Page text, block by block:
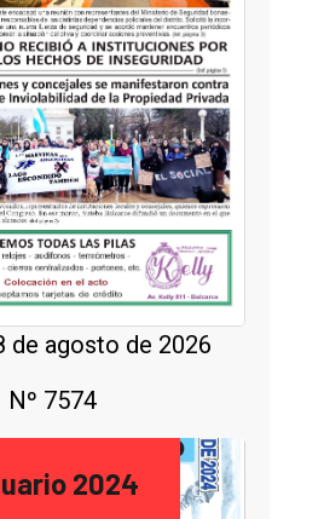
de agosto de 2026
Nº 7574
2024